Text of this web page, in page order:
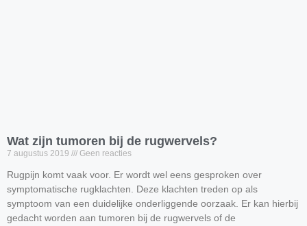
Wat zijn tumoren bij de rugwervels?
7 augustus 2019 Geen reacties
Rugpijn komt vaak voor. Er wordt wel eens gesproken over
symptomatische rugklachten. Deze klachten treden op als
symptoom van een duidelijke onderliggende oorzaak. Er kan hierbij
gedacht worden aan tumoren bij de rugwervels of de